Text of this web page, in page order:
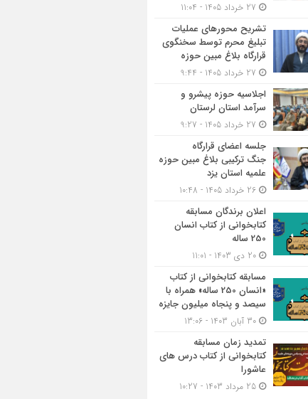
تشریح محورهای عملیات
تبلیغ محرم توسط سخنگوی
قرارگاه بلاغ مبین حوزه
اجلاسیه حوزه پیشرو و
سرآمد استان لرستان
جلسه اعضای قرارگاه
جنگ ترکیبی بلاغ مبین حوزه
علمیه استان یزد
اعلان برندگان مسابقه
کتابخوانی از کتاب انسان
250 ساله
مسابقه کتاب‎خوانی از کتاب
«انسان 250 ساله» همراه با
سیصد و پنجاه میلیون جایزه
تمدید زمان مسابقه
کتابخوانی از کتاب درس های
عاشورا